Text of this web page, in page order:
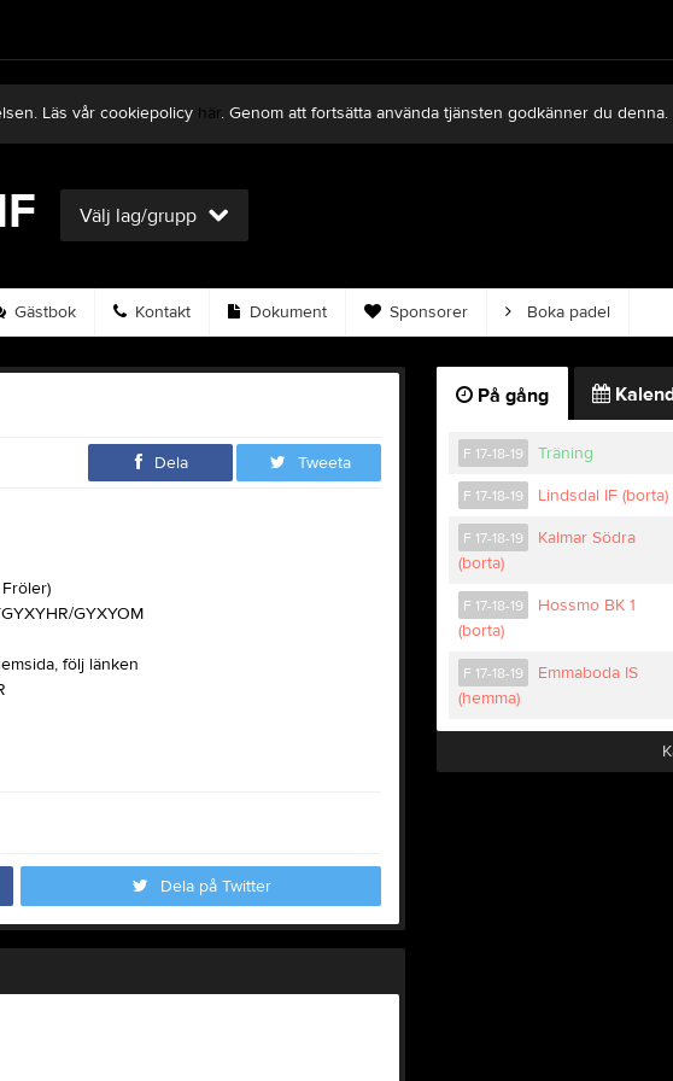
Läs vår cookiepolicy här. Genom att fortsätta använda tjänsten godkänner du denna.
Välj lag/grupp
Gästbok Kontakt Dokument Sponsorer Boka padel
Dela Tweeta
GYXYOM
följ länken
Dela på Twitter
På gång
F 17-18-19 Träning
F 17-18-19 Lindsdal IF (borta)
F 17-18-19
Kalmar Södra
(borta)
F 17-18-19
Hossmo BK 1
(borta)
F 17-18-19
Emmaboda IS
(hemma)